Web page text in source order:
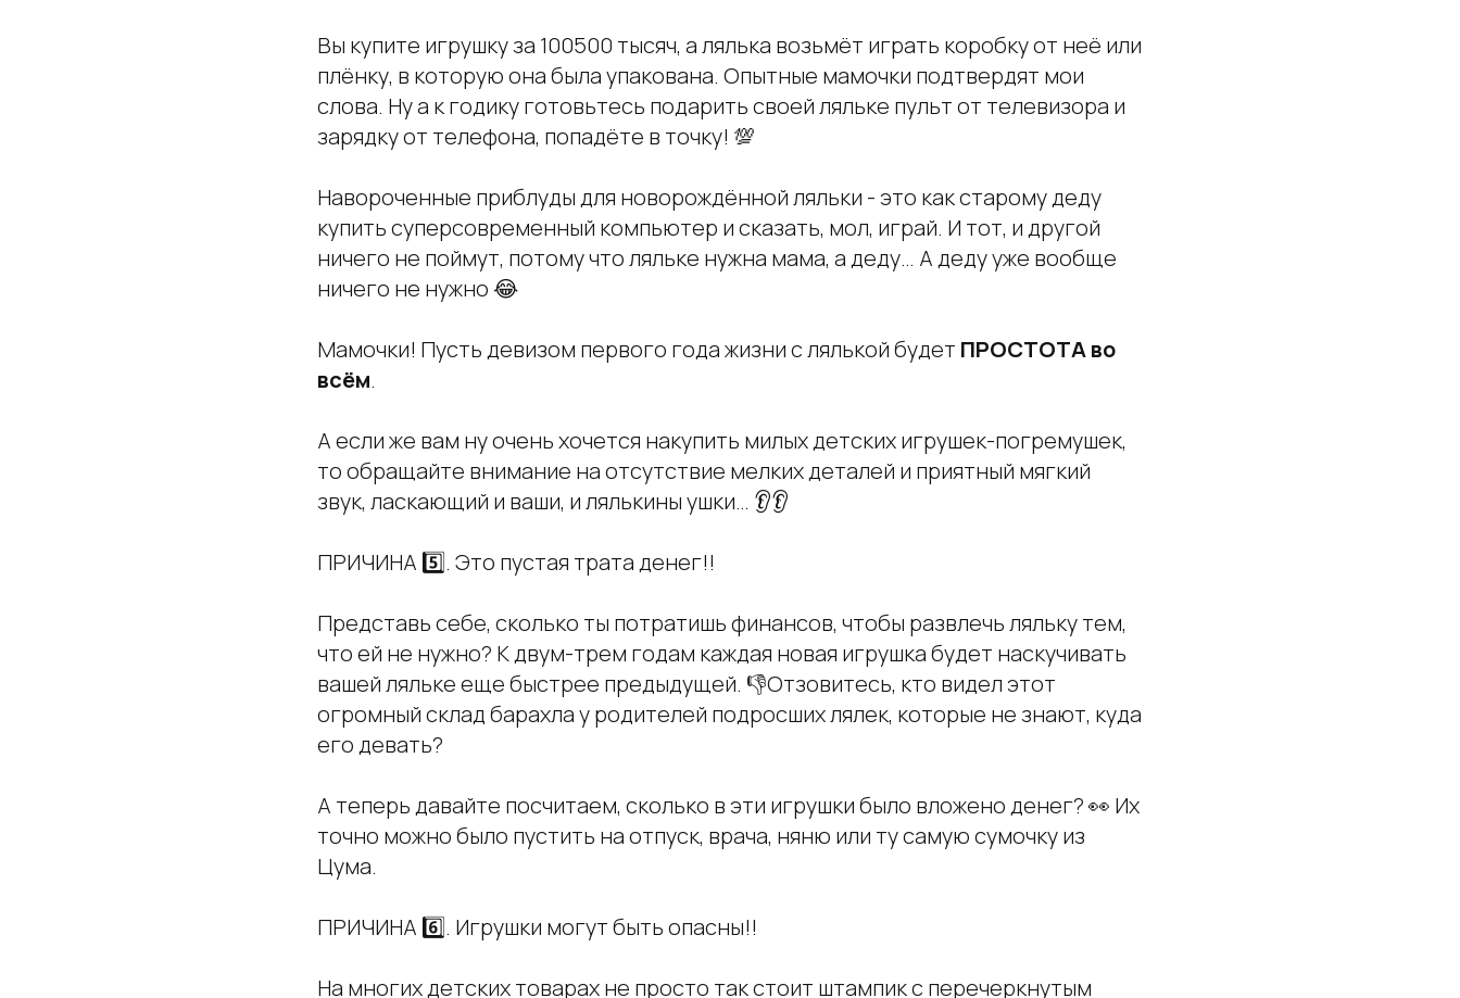
Вы купите игрушку за 100500 тысяч, а лялька возьмёт играть коробку от неё или
плёнку, в которую она была упакована. Опытные мамочки подтвердят мои
слова. Ну а к годику готовьтесь подарить своей ляльке пульт от телевизора и
зарядку от телефона, попадёте в точку! 💯
Навороченные приблуды для новорождённой ляльки - это как старому деду
купить суперсовременный компьютер и сказать, мол, играй. И тот, и другой
ничего не поймут, потому что ляльке нужна мама, а деду… А деду уже вообще
ничего не нужно 😂
Мамочки! Пусть девизом первого года жизни с лялькой будет ПРОСТОТА во
всём.
А если же вам ну очень хочется накупить милых детских игрушек-погремушек,
то обращайте внимание на отсутствие мелких деталей и приятный мягкий
звук, ласкающий и ваши, и лялькины ушки… 👂👂
ПРИЧИНА 5️⃣. Это пустая трата денег!!
Представь себе, сколько ты потратишь финансов, чтобы развлечь ляльку тем,
что ей не нужно? К двум-трем годам каждая новая игрушка будет наскучивать
вашей ляльке еще быстрее предыдущей. 👎Отзовитесь, кто видел этот
огромный склад барахла у родителей подросших лялек, которые не знают, куда
его девать?
А теперь давайте посчитаем, сколько в эти игрушки было вложено денег? 👀 Их
точно можно было пустить на отпуск, врача, няню или ту самую сумочку из
Цума.
ПРИЧИНА 6️⃣. Игрушки могут быть опасны!!
На многих детских товарах не просто так стоит штампик с перечеркнутым